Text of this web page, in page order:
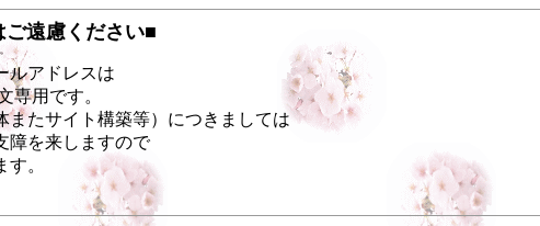
遠慮ください■
ルアドレスは
専用です。
またサイト構築等）につきましては
障を来しますので
。